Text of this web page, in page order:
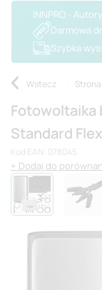
INNPRO -
Darmowa
Szybka
Wstecz
Fotowoltaika
Standard
Kod EAN: 078045
+ Dodaj do